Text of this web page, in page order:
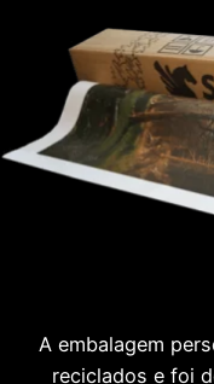
A embalagem
reciclados e foi